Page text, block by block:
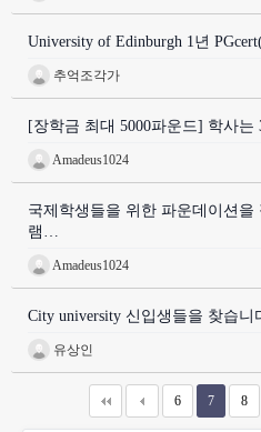
University of Edinburgh 1년
추억조각가
[장학금 최대 5000파운드] 학사
Amadeus1024
국제학생들을 위한 파운데이션
램…
Amadeus1024
City university 신입생들을 찾습니
유상인
6 7 8